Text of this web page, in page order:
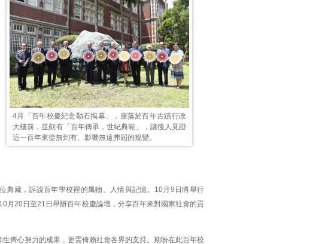
4月「百年校慶紀念勒石揭幕」，座落於百年古蹟行政
大樓前，並刻有「百年傳承，世紀典範」，讓後人見證
這一百年來從無到有、影響無遠弗屆的蛻變。
典藏，訴說百年學校裡的風物、人情與記憶。10月9日將舉行
月20日至21日舉辦百年校慶論壇，分享百年來對國家社會的貢
齊心努力的成果，更需倚賴社會各界的支持。期盼在此百年校